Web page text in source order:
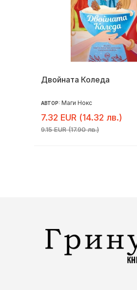
Двойната Коледа
АВТОР: Маги Нокс
7.32 EUR (14.32 лв.)
9.15 EUR (17.90 лв.)